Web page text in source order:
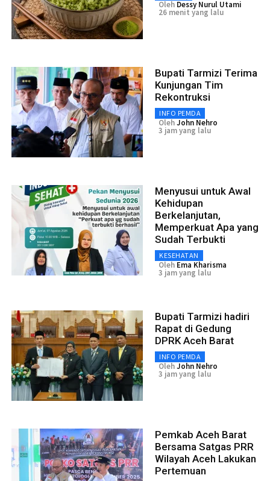
Oleh Dessy Nurul Utami
26 menit yang lalu
Bupati Tarmizi Terima
Kunjungan Tim
Rekontruksi
INFO PEMDA
OlehJohn Nehro
3 jam yang lalu
Menyusui untuk Awal
Kehidupan
Berkelanjutan,
Memperkuat Apa yang
Sudah Terbukti
KESEHATAN
Oleh Ema Kharisma
3 jam yang lalu
Bupati Tarmizi hadiri
Rapat di Gedung
DPRK Aceh Barat
INFO PEMDA
OlehJohn Nehro
3 jam yang lalu
Pemkab Aceh Barat
Bersama Satgas PRR
Wilayah Aceh Lakukan
Pertemuan